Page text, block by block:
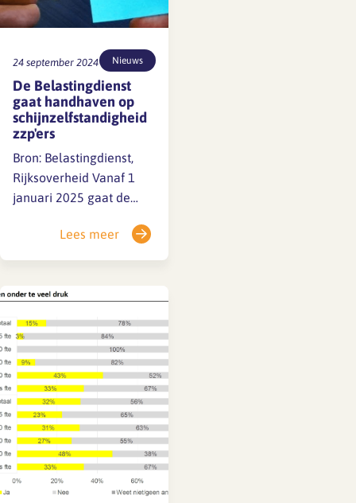
24 september 2024 Nieuws
De Belastingdienst
gaat handhaven op
schijnzelfstandigheid
zzp'ers
Bron: Belastingdienst,
Rijksoverheid Vanaf 1
januari 2025 gaat de
handhaven op
schijnzelfstandigheid. Dit
die zzp’ers inhuren voor
werk dat zij niet
zelfstandig uitvoeren
(werk dat eigenlijk in
loondienstvorm
plaatsvindt) boetes en
naheffingen kunnen
krijgen. Er geldt een
overgangsperiode van
één jaar zonder…
Lees meer